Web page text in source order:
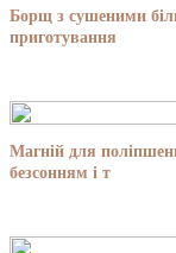
Борщ з сушеними
приготування
Магній для
безсонням і т